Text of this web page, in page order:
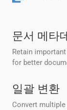
문서 메타
Retain
for better
일괄 변환
Convert